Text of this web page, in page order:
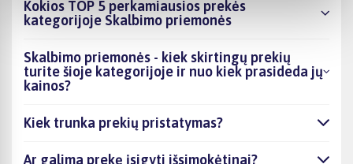
Kokios TOP 5 perkamiausios prekės
kategorijoje Skalbimo priemonės
Skalbimo priemonės - kiek skirtingų prekių
turite šioje kategorijoje ir nuo kiek prasideda jų
kainos?
Kiek trunka prekių pristatymas?
Ar galima prekę įsigyti išsimokėtinai?